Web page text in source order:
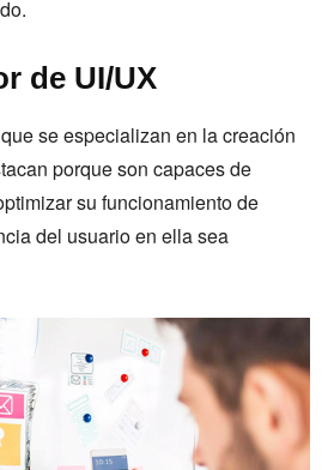
de UI/UX
se especializan en la creación
porque son capaces de
su funcionamiento de
del usuario en ella sea